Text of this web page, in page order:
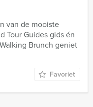
van de mooiste
Tour Guides gids én
Brunch geniet
Favoriet